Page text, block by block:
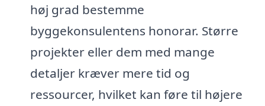
høj grad bestemme
byggekonsulentens honorar. Større
projekter eller dem med mange
detaljer kræver mere tid og
ressourcer, hvilket kan føre til højere